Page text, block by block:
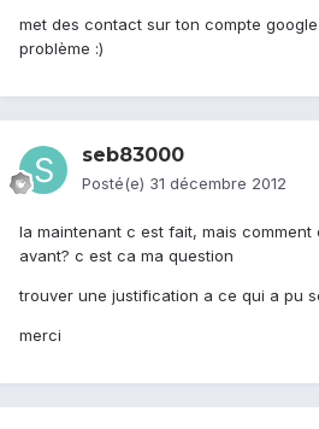
met des contact sur ton compte
problème :)
seb83000
Posté(e) 31 décembre 2012
la maintenant c est fait, mais
avant? c est ca ma question
trouver une justification a ce qui a pu
merci